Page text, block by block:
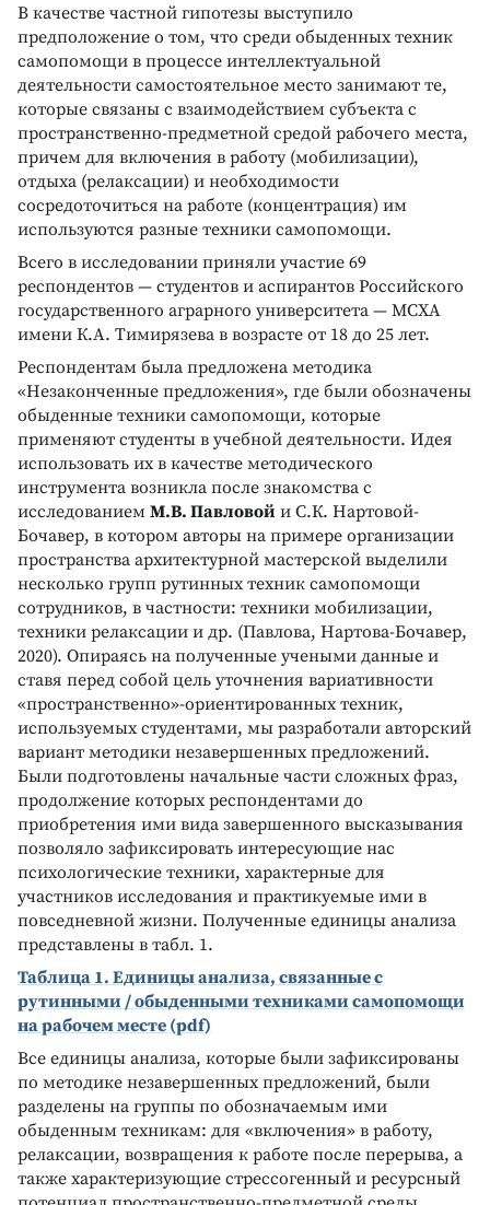
В качестве частной гипотезы выступило
предположение о том, что среди обыденных техник
самопомощи в процессе интеллектуальной
деятельности самостоятельное место занимают те,
которые связаны с взаимодействием субъекта с
пространственно-предметной средой рабочего места,
причем для включения в работу (мобилизации),
отдыха (релаксации) и необходимости
сосредоточиться на работе (концентрация) им
используются разные техники самопомощи.
Всего в исследовании приняли участие 69
респондентов — студентов и аспирантов Российского
государственного аграрного университета — МСХА
имени К.А. Тимирязева в возрасте от 18 до 25 лет.
Респондентам была предложена методика
«Незаконченные предложения», где были обозначены
обыденные техники самопомощи, которые
применяют студенты в учебной деятельности. Идея
использовать их в качестве методического
инструмента возникла после знакомства с
исследованием М.В. Павловой и С.К. Нартовой-
Бочавер, в котором авторы на примере организации
пространства архитектурной мастерской выделили
несколько групп рутинных техник самопомощи
сотрудников, в частности: техники мобилизации,
техники релаксации и др. (Павлова, Нартова-Бочавер,
2020). Опираясь на полученные учеными данные и
ставя перед собой цель уточнения вариативности
«пространственно»-ориентированных техник,
используемых студентами, мы разработали авторский
вариант методики незавершенных предложений.
Были подготовлены начальные части сложных фраз,
продолжение которых респондентами до
приобретения ими вида завершенного высказывания
позволяло зафиксировать интересующие нас
психологические техники, характерные для
участников исследования и практикуемые ими в
повседневной жизни. Полученные единицы анализа
представлены в табл. 1.
Таблица 1. Единицы анализа, связанные с
рутинными / обыденными техниками самопомощи
на рабочем месте (pdf)
Все единицы анализа, которые были зафиксированы
по методике незавершенных предложений, были
разделены на группы по обозначаемым ими
обыденным техникам: для «включения» в работу,
релаксации, возвращения к работе после перерыва, а
также характеризующие стрессогенный и ресурсный